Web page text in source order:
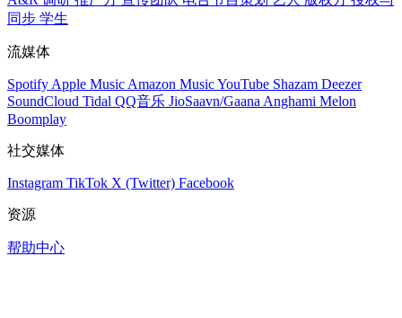
同步 学生
流媒体
Spotify Apple Music Amazon MusicYouTube Shazam Deezer
SoundCloud Tidal QQ音乐 JioSaavn/Gaana Anghami Melon
Boomplay
社交媒体
Instagram TikTok X (Twitter) Facebook
资源
帮助中心